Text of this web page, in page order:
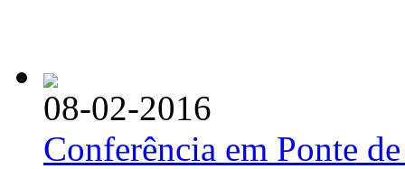
08-02-2016
Conferência em Ponte